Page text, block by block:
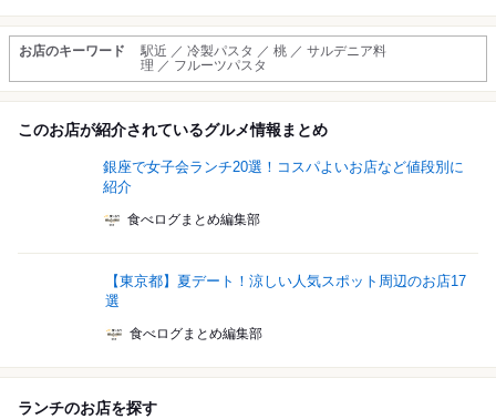
お店のキーワード
駅近 ／ 冷製パスタ ／ 桃 ／ サルデニア料
理 ／ フルーツパスタ
このお店が紹介されているグルメ情報まとめ
銀座で女子会ランチ20選！コスパよいお店など値段別に
紹介
食べログまとめ編集部
【東京都】夏デート！涼しい人気スポット周辺のお店17
選
食べログまとめ編集部
ランチのお店を探す